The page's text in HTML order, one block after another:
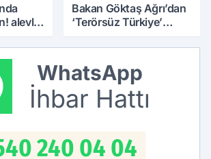
alevler
Bakan Göktaş Ağrı’dan
‘Terörsüz Türkiye’
WhatsApp
İhbar Hattı
240 04 04